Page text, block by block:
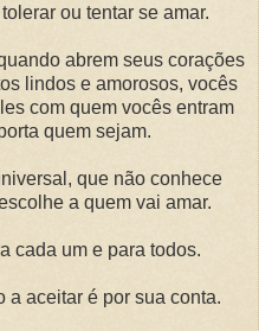
ou tentar se amar.
abrem seus corações
lindos e amorosos, vocês
com quem vocês entram
quem sejam.
que não conhece
a quem vai amar.
cada um e para todos.
a aceitar é por sua conta.